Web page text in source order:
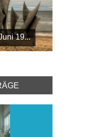
19...